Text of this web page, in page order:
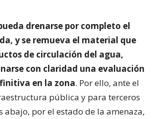
drenarse por completo el
y se remueva el material que
de circulación del agua,
con claridad una evaluación
en la zona. Por ello, ante el
pública y para terceros
abajo, por el estado de la amenaza,